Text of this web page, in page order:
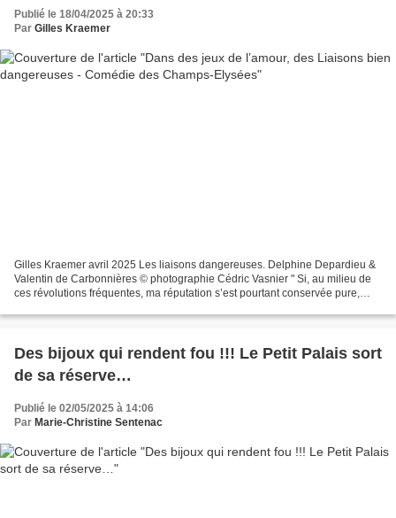
Publié le 18/04/2025 à 20:33
Par Gilles Kraemer
Gilles Kraemer avril 2025 Les liaisons dangereuses. Delphine Depardieu &
Valentin de Carbonnières © photographie Cédric Vasnier " Si, au milieu de
ces révolutions fréquentes, ma réputation s’est pourtant conservée pure,
Des bijoux qui rendent fou !!! Le Petit Palais sort
de sa réserve…
Publié le 02/05/2025 à 14:06
Par Marie-Christine Sentenac